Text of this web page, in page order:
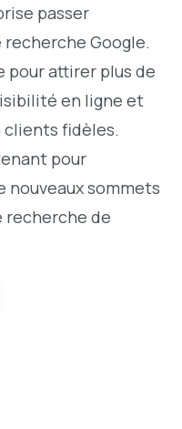
passer
Google.
attirer plus de
en ligne et
fidèles.
pour
nouveaux sommets
recherche de